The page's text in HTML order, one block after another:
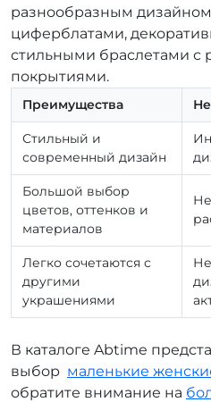
разнообразным
циферблатами,
стильными браслетами с
покрытиями.
Преимущества
Стильный и
современный дизайн
Большой выбор
цветов, оттенков и
материалов
Легко сочетаются с
другими
украшениями
В каталоге Abtime
выбор маленькие
обратите внимание на